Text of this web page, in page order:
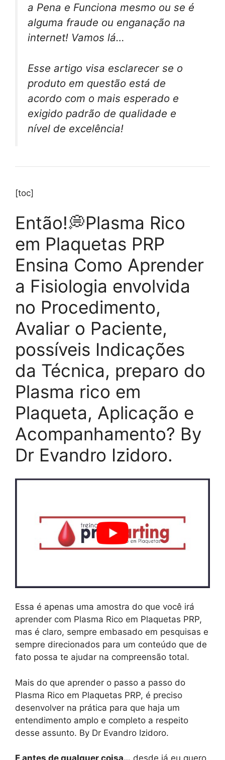
a Pena e Funciona mesmo ou se é
alguma fraude ou enganação na
internet! Vamos lá…
Esse artigo visa esclarecer se o
produto em questão está de
acordo com o mais esperado e
exigido padrão de qualidade e
nível de excelência!
[toc]
Então!💭Plasma Rico
em Plaquetas PRP
Ensina Como Aprender
a Fisiologia envolvida
no Procedimento,
Avaliar o Paciente,
possíveis Indicações
da Técnica, preparo do
Plasma rico em
Plaqueta, Aplicação e
Acompanhamento? By
Dr Evandro Izidoro.
Essa é apenas uma amostra do que você irá
aprender com Plasma Rico em Plaquetas PRP,
mas é claro, sempre embasado em pesquisas e
sempre direcionados para um conteúdo que de
fato possa te ajudar na compreensão total.
Mais do que aprender o passo a passo do
Plasma Rico em Plaquetas PRP, é preciso
desenvolver na prática para que haja um
entendimento amplo e completo a respeito
desse assunto. By Dr Evandro Izidoro.